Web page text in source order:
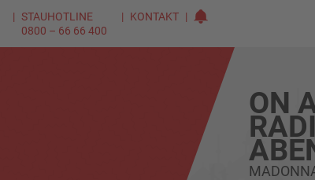
STAUHOTLINE
0800 – 66 66 400
KONTAKT
ON